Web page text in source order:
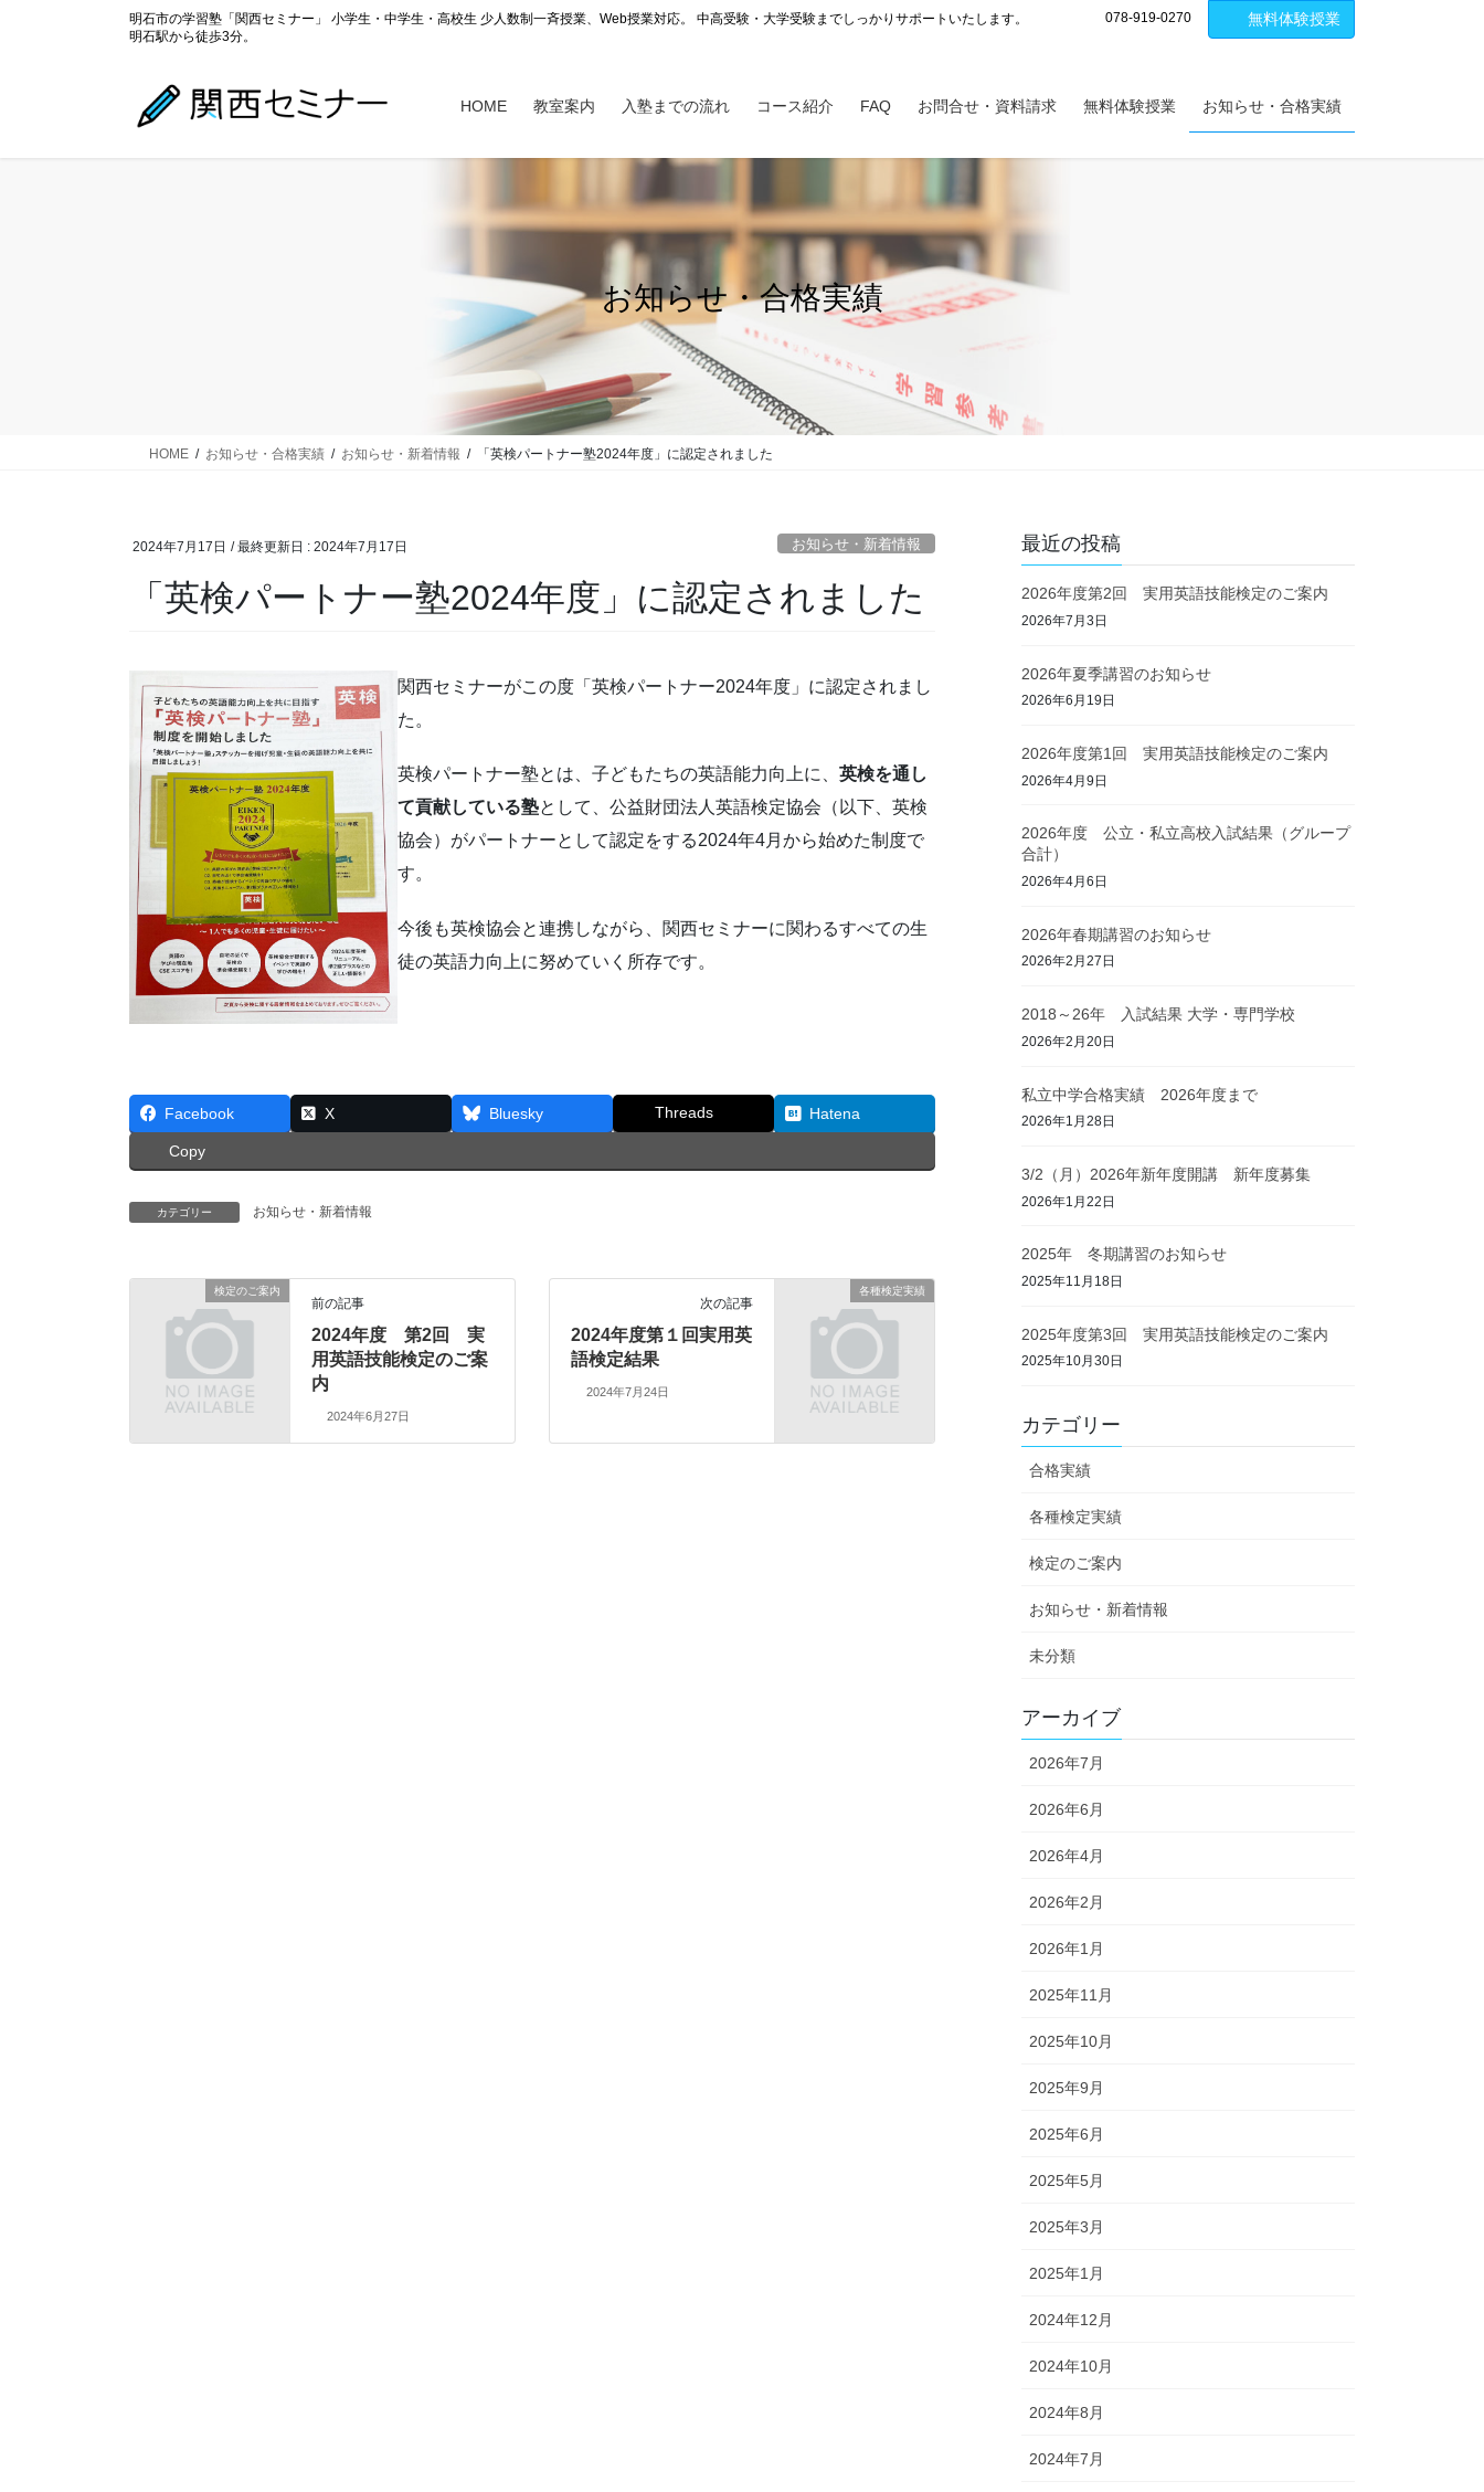
明石市の学習塾「関西セミナー」 小学生・中学生・高校生 少人数制一斉授業、Web授業対応。 中高受験・大学受験までしっかりサポートいたします。
明石駅から徒歩3分。
078-919-0270 無料体験授業
HOME 教室案内 入塾までの流れ コース紹介 FAQ お問合せ・資料請求 無料体験授業 お知らせ・合格実績
お知らせ・合格実績
HOME お知らせ・合格実績 お知らせ・新着情報 「英検パートナー塾2024年度」に認定されました
2024年7月17日 / 最終更新日 : 2024年7月17日 お知らせ・新着情報
「英検パートナー塾2024年度」に認定されました
関西セミナーがこの度「英検パートナー2024年度」に認定されまし
た。
英検パートナー塾とは、子どもたちの英語能力向上に、英検を通し
て貢献している塾として、公益財団法人英語検定協会（以下、英検
協会）がパートナーとして認定をする2024年4月から始めた制度で
す。
今後も英検協会と連携しながら、関西セミナーに関わるすべての生
徒の英語力向上に努めていく所存です。
Facebook X Bluesky Threads Hatena
Copy
カテゴリー お知らせ・新着情報
検定のご案内
前の記事
2024年度 第2回 実
用英語技能検定のご案
内
2024年6月27日
各種検定実績
次の記事
2024年度第１回実用英
語検定結果
2024年7月24日
最近の投稿
2026年度第2回 実用英語技能検定のご案内
2026年7月3日
2026年夏季講習のお知らせ
2026年6月19日
2026年度第1回 実用英語技能検定のご案内
2026年4月9日
2026年度 公立・私立高校入試結果（グループ
合計）
2026年4月6日
2026年春期講習のお知らせ
2026年2月27日
2018～26年 入試結果 大学・専門学校
2026年2月20日
私立中学合格実績 2026年度まで
2026年1月28日
3/2（月）2026年新年度開講 新年度募集
2026年1月22日
2025年 冬期講習のお知らせ
2025年11月18日
2025年度第3回 実用英語技能検定のご案内
2025年10月30日
カテゴリー
合格実績
各種検定実績
検定のご案内
お知らせ・新着情報
未分類
アーカイブ
2026年7月
2026年6月
2026年4月
2026年2月
2026年1月
2025年11月
2025年10月
2025年9月
2025年6月
2025年5月
2025年3月
2025年1月
2024年12月
2024年10月
2024年8月
2024年7月